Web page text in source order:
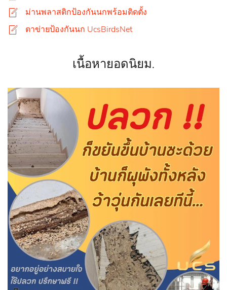
ม่านพลาสติกป้องกันนกพร้อมติดตั้ง
ตาข่ายป้องกันนก UcsBirdsNet
เนื้อหายอดนิยม.